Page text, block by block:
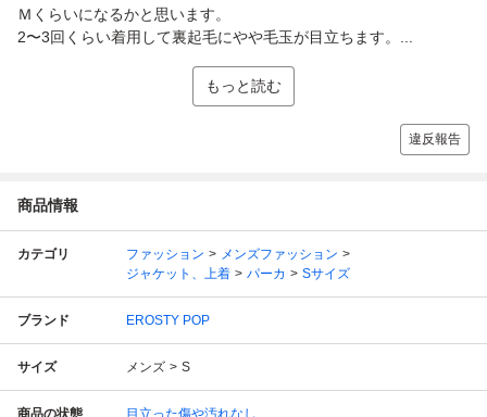
Ｍくらいになるかと思います。
2〜3回くらい着用して裏起毛にやや毛玉が目立ちます。...
もっと読む
違反報告
商品情報
カテゴリ ファッション
メンズファッション
ジャケット、上着
パーカ Sサイズ
ブランド EROSTY POP
サイズ メンズ S
商品の状態 目立った傷や汚れなし